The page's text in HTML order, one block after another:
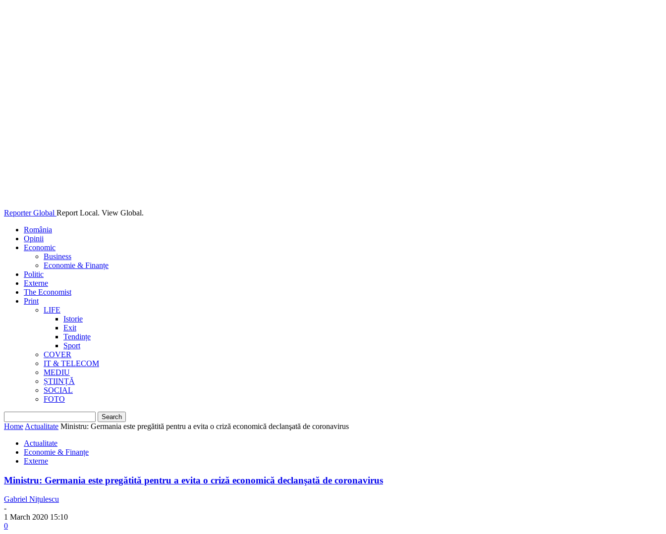
Reporter Global Report Local. View Global.
România
Opinii
Economic
Business
Economie & Finanțe
Politic
Externe
The Economist
Print
LIFE
Istorie
Exit
Tendințe
Sport
COVER
IT & TELECOM
MEDIU
ȘTIINȚĂ
SOCIAL
FOTO
Home Actualitate Ministru: Germania este pregătită pentru a evita o criză economică declanşată de coronavirus
Actualitate
Economie & Finanțe
Externe
Ministru: Germania este pregătită pentru a evita o criză economică declanşată de coronavirus
Gabriel Nițulescu
-
1 March 2020 15:10
0